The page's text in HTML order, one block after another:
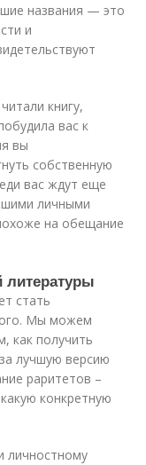
названия — это
и
книгу,
вас к
вы
собственную
вас ждут еще
личными
на обещание
литературы
стать
Мы можем
как получить
лучшую версию
раритетов –
конкретную
личностному